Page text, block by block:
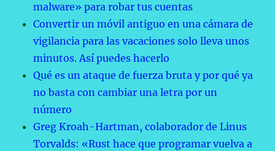
malware» para robar tus cuentas
Convertir un móvil antiguo en una cámara de
vigilancia para las vacaciones solo lleva unos
minutos. Así puedes hacerlo
Qué es un ataque de fuerza bruta y por qué ya
no basta con cambiar una letra por un
número
Greg Kroah-Hartman, colaborador de Linus
Torvalds: «Rust hace que programar vuelva a